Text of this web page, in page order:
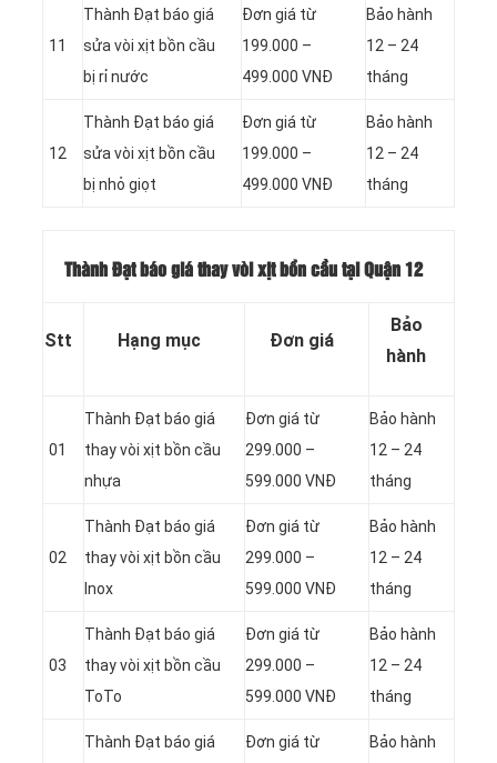
11
Thành Đạt báo giá
sửa vòi xịt bồn cầu
bị rỉ nước
Đơn giá từ
199.000 –
499.000 VNĐ
Bảo hành
12 – 24
tháng
12
Thành Đạt báo giá
sửa vòi xịt bồn cầu
bị nhỏ giọt
Đơn giá từ
199.000 –
499.000 VNĐ
Bảo hành
12 – 24
tháng
Thành Đạt báo giá thay vòi xịt bồn cầu tại Quận 12
Stt Hạng mục Đơn giá
Bảo
hành
01
Thành Đạt báo giá
thay vòi xịt bồn cầu
nhựa
Đơn giá từ
299.000 –
599.000 VNĐ
Bảo hành
12 – 24
tháng
02
Thành Đạt báo giá
thay vòi xịt bồn cầu
Inox
Đơn giá từ
299.000 –
599.000 VNĐ
Bảo hành
12 – 24
tháng
03
Thành Đạt báo giá
thay vòi xịt bồn cầu
ToTo
Đơn giá từ
299.000 –
599.000 VNĐ
Bảo hành
12 – 24
tháng
Thành Đạt báo giá Đơn giá từ Bảo hành